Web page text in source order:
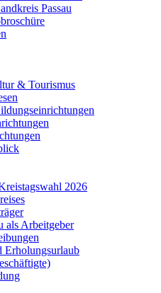
Passau
& Tourismus
2026
als Arbeitgeber
Erholungsurlaub